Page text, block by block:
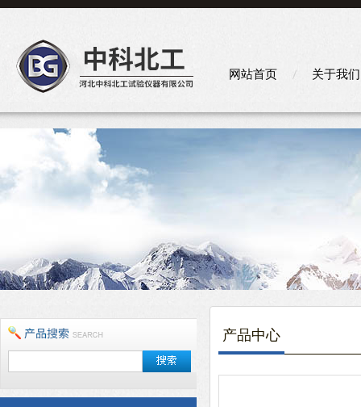
网站首页 关于我们
产品中心